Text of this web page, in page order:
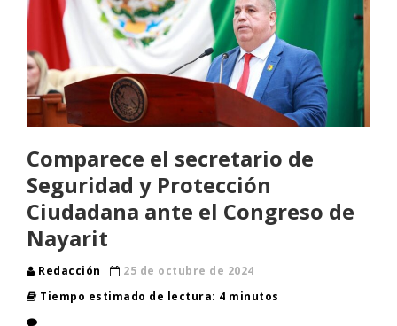
Comparece el secretario de
Seguridad y Protección
Ciudadana ante el Congreso de
Nayarit
Redacción
25 de octubre de 2024
Tiempo estimado de lectura: 4 minutos